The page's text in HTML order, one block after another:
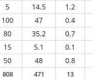
5 14.5 1.2
100 47 0.4
80 35.2 0.7
15 5.1 0.1
50 48 0.8
808 471 13